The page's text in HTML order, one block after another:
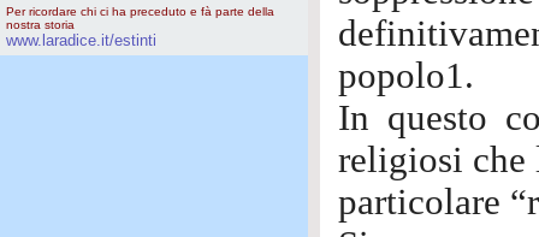
Per ricordare chi ci ha preceduto e fà parte della
nostra storia
www.laradice.it/estinti
popolo1.
In questo
religiosi che
particolare